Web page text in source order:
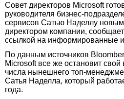
Совет директоров Microsoft
руководителя бизнес-
сервисов Сатью Наделлу
директором компании, сообщает
ссылкой на информированные
По данным источников
Microsoft все же остановит
числа нынешнего топ-
Сатья Наделла, который
года.